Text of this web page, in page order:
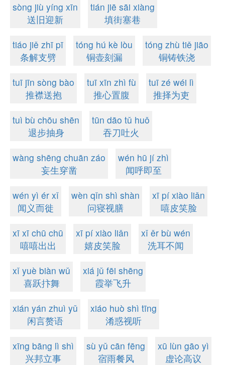
sòng jiù yíng xīn
送旧迎新
tián jiē sāi xiàng
填街塞巷
tiáo jiě zhī pī
条解支劈
tóng hú kè lòu
铜壶刻漏
tóng zhù tiě jiāo
铜铸铁浇
tuī jīn sòng bào
推襟送抱
tuī xīn zhì fù
推心置腹
tuī zé wéi lì
推择为吏
tuì bù chōu shēn
退步抽身
tūn dāo tǔ huǒ
吞刀吐火
wàng shēng chuān záo
妄生穿凿
wén hū jí zhì
闻呼即至
wén yì ér xǐ
闻义而徙
wèn qǐn shì shàn
问寝视膳
xī pí xiào liǎn
嘻皮笑脸
xī xī chū chū
嘻嘻出出
xī pí xiào liǎn
嬉皮笑脸
xǐ ěr bù wén
洗耳不闻
xǐ yuè biàn wǔ
喜跃抃舞
xiá jǔ fēi shēng
霞举飞升
xián yán zhuì yǔ
闲言赘语
xiáo huò shì tīng
淆惑视听
xīng bāng lì shì
兴邦立事
sù yǔ cān fēng
宿雨餐风
xū lùn gāo yì
虚论高议